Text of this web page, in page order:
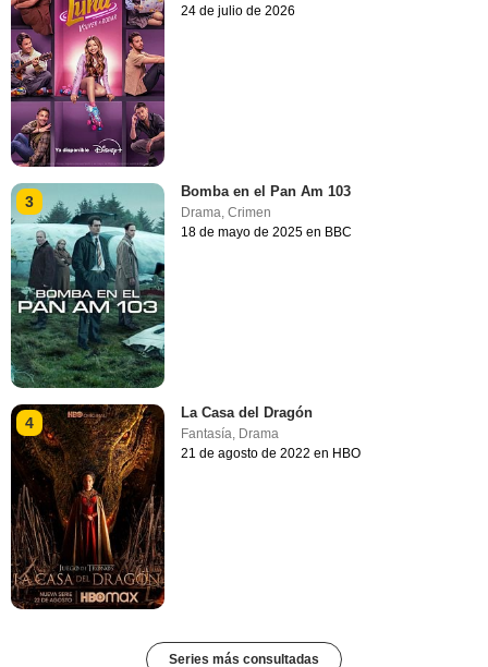
24 de julio de 2026
3
Bomba en el Pan Am 103
Drama,Crimen
18 de mayo de 2025 en BBC
4
La Casa del Dragón
Fantasía, Drama
21 de agosto de 2022 en HBO
Series más consultadas